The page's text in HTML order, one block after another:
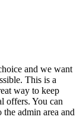
and we want
This is a
way to keep
offers. You can
admin area and